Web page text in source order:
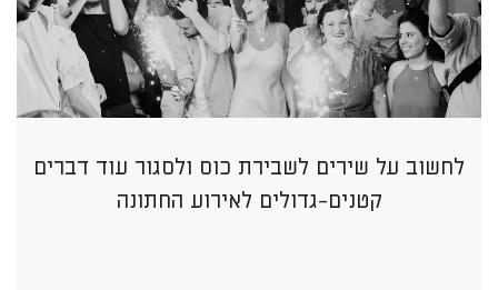
לחשוב על שירים לשבירת כוס ולסגור עוד דברים
קטנים-גדולים לאירוע החתונה